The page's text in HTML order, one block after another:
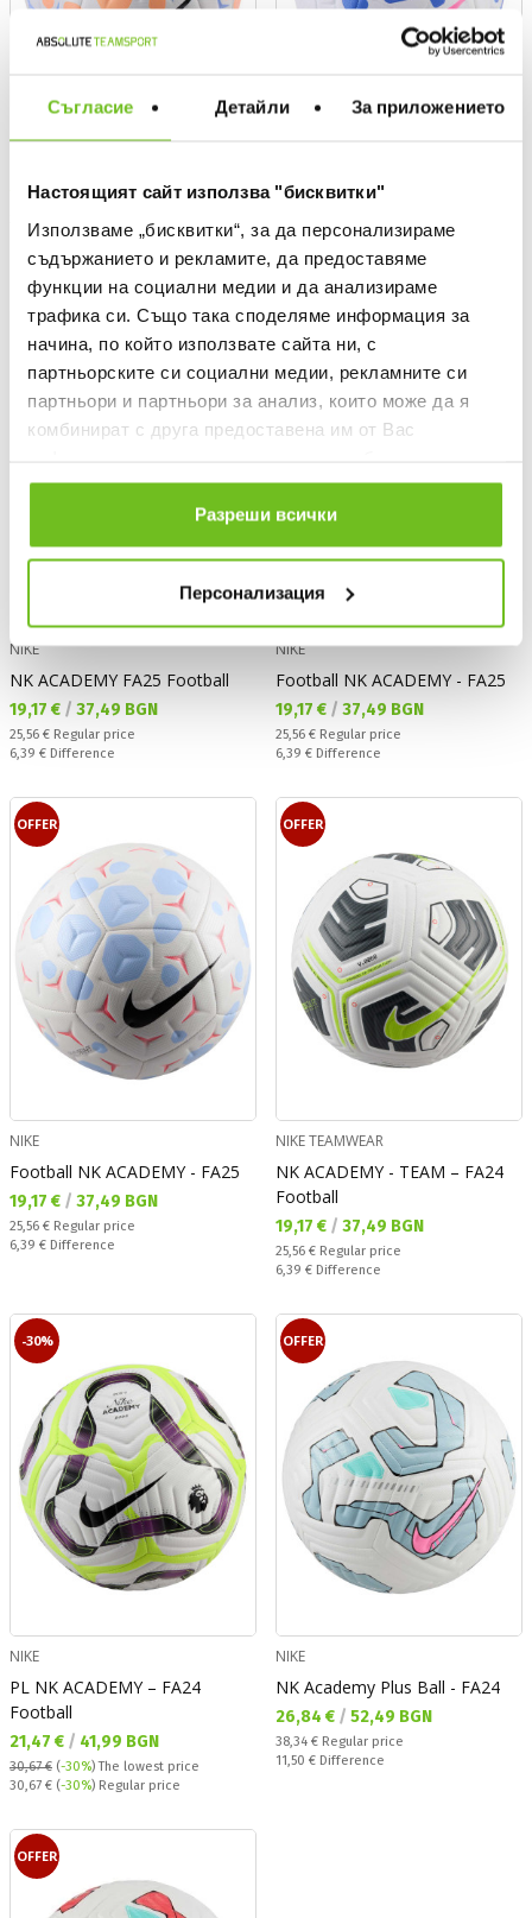
Съгласие Детайли За приложението
Настоящият сайт използва "бисквитки"
Използваме „бисквитки“, за да персонализираме
съдържанието и рекламите, да предоставяме
функции на социални медии и да анализираме
трафика си. Също така споделяме информация за
начина, по който използвате сайта ни, с
партньорските си социални медии, рекламните си
партньори и партньори за анализ, които може да я
комбинират с друга предоставена им от Вас
ползването от Ваша страна на услугите им.
Разреши всички
Персонализация
Текуща цена:
16,79 €/32,84 BGN
Спестявате:
11,20 €Difference
Football NK ACADEMY - FA25
Regular price:
24,99 €Regular price
Спестявате:
7,50 € Difference
NIKE
NK ACADEMY FA25 Football
Текуща цена:
19,17 € / 37,49 BGN
Regular price:
25,56 € Regular price
Спестявате:
6,39 € Difference
OFFER
NIKE
Football NK ACADEMY - FA25
Текуща цена:
19,17 € / 37,49 BGN
Regular price:
25,56 € Regular price
Спестявате:
6,39 € Difference
OFFER
NIKE
Football NK ACADEMY - FA25
Текуща цена:
19,17 € / 37,49 BGN
Regular price:
25,56 € Regular price
Спестявате:
6,39 € Difference
OFFER
NIKE TEAMWEAR
NK ACADEMY - TEAM – FA24
Football
Текуща цена:
19,17 € / 37,49 BGN
Regular price:
25,56 € Regular price
Спестявате:
6,39 € Difference
-30%
NIKE
PL NK ACADEMY – FA24
Football
Текуща цена:
21,47 € / 41,99 BGN
30,67 € (-30%)The lowest price
Regular price:
30,67 € (-30%) Regular price
OFFER
NIKE
NK Academy Plus Ball - FA24
Текуща цена:
26,84 € / 52,49 BGN
Regular price:
38,34 € Regular price
Спестявате:
11,50 € Difference
OFFER